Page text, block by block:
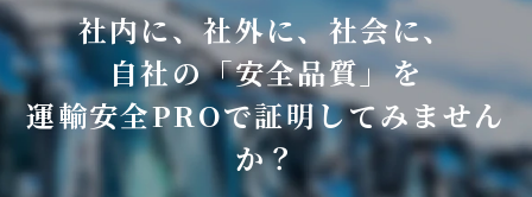
社内に、社外に、社会に、
自社の「安全品質」を
運輸安全PROで証明してみません
か？